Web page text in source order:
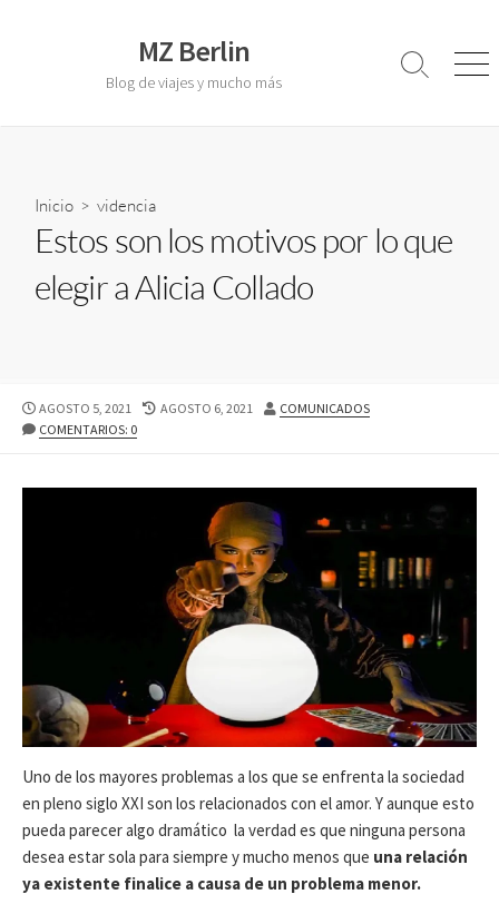
a
MZ Berlin
Blog de viajes y mucho más
A
l
a
M
Inicio > videncia
Estos son los motivos por lo que
elegir a Alicia Collado
F
E
A
A
I
Ó
AGOSTO 5, 2021
F
A
Ú
M
A
M
O
I
F
I
C
A
C
AGOSTO 6, 2021
A
R
COMUNICADOS
COMENTARIOS: 0
Uno de los mayores problemas a los que se enfrenta la sociedad
en pleno siglo XXI son los relacionados con el amor. Y aunque esto
pueda parecer algo dramático la verdad es que ninguna persona
desea estar sola para siempre y mucho menos que una relación
ya existente finalice a causa de un problema menor.